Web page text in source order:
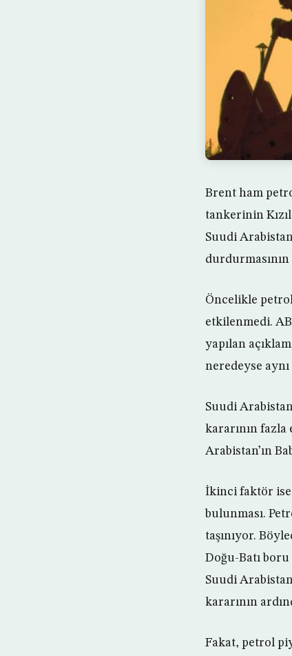
Brent ham
tankerinin
Suudi
Öncelikle
etkilenmedi.
yapılan
neredeyse
Suudi
kararının
Arabistan’ın
İkinci faktör ise
bulunması.
taşınıyor.
Doğu-Batı
Suudi
kararının
Fakat, petrol